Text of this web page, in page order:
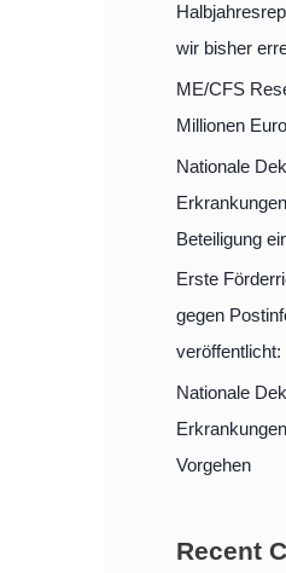
wir bisher
ME/CFS
Millionen
Nationale
Beteiligung
Erste
gegen
Nationale
Vorgehen
Recent